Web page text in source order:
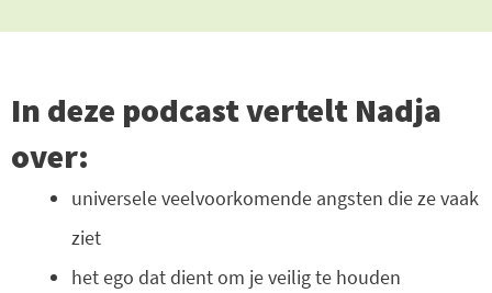
In deze podcast vertelt Nadja
over:
universele veelvoorkomende angsten die ze vaak
ziet
het ego dat dient om je veilig te houden